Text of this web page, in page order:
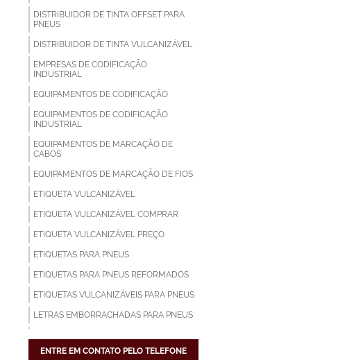
DISTRIBUIDOR DE TINTA OFFSET PARA
PNEUS
DISTRIBUIDOR DE TINTA VULCANIZÁVEL
EMPRESAS DE CODIFICAÇÃO
INDUSTRIAL
EQUIPAMENTOS DE CODIFICAÇÃO
EQUIPAMENTOS DE CODIFICAÇÃO
INDUSTRIAL
EQUIPAMENTOS DE MARCAÇÃO DE
CABOS
EQUIPAMENTOS DE MARCAÇÃO DE FIOS
ETIQUETA VULCANIZÁVEL
ETIQUETA VULCANIZÁVEL COMPRAR
ETIQUETA VULCANIZÁVEL PREÇO
ETIQUETAS PARA PNEUS
ETIQUETAS PARA PNEUS REFORMADOS
ETIQUETAS VULCANIZÁVEIS PARA PNEUS
LETRAS EMBORRACHADAS PARA PNEUS
MAQUINAS DE CODIFICAÇÃO
ENTRE EM CONTATO PELO TELEFONE